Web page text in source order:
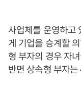
사업체를 운영하고
게 기업을 승계할
형 부자의 경우 자
반면 상속형 부자